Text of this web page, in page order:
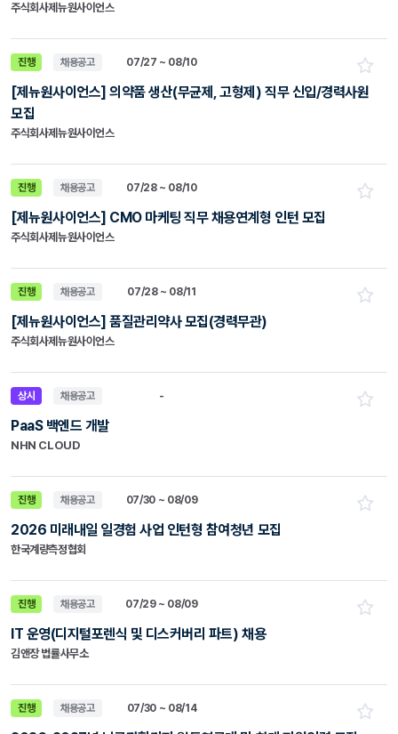
주식회사제뉴원사이언스
진행 채용공고
주식회사제뉴원사이언스
[제뉴원사이언스] 의약품 생산(무균제, 고형제) 직무 신입/경력사원
모집
07/27 ~ 08/10
진행 채용공고
주식회사제뉴원사이언스
[제뉴원사이언스] CMO 마케팅 직무 채용연계형 인턴 모집
07/28 ~ 08/10
진행 채용공고
주식회사제뉴원사이언스
[제뉴원사이언스] 품질관리약사 모집(경력무관)
07/28 ~ 08/11
상시 채용공고
NHN CLOUD
PaaS 백엔드 개발
-
진행 채용공고
한국계량측정협회
2026 미래내일 일경험 사업 인턴형 참여청년 모집
07/30 ~ 08/09
진행 채용공고
김앤장 법률사무소
IT 운영(디지털포렌식 및 디스커버리 파트) 채용
07/29 ~ 08/09
진행 채용공고 07/30 ~ 08/14